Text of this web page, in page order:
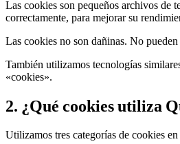
Las cookies son pequeños archivos de
correctamente, para mejorar su
Las cookies no son dañinas. No
También utilizamos tecnologías
«cookies».
2. ¿Qué cookies utiliza
Utilizamos tres categorías de cookies